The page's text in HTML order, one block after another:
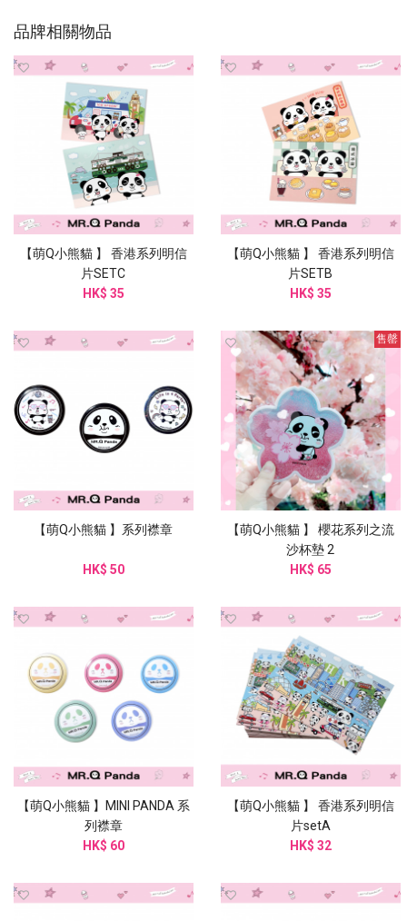
品牌相關物品
【萌Q小熊貓 】 香港系列明信
片SETC
HK$ 35
【萌Q小熊貓 】 香港系列明信
片SETB
HK$ 35
【萌Q小熊貓 】系列襟章
HK$ 50
售罄
【萌Q小熊貓 】 櫻花系列之流
沙杯墊 2
HK$ 65
【萌Q小熊貓 】MINI PANDA 系
列襟章
HK$ 60
【萌Q小熊貓 】 香港系列明信
片setA
HK$ 32